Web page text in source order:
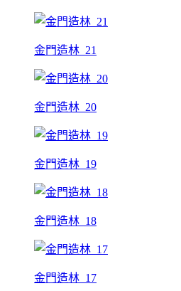
金門造林_21
金門造林_20
金門造林_19
金門造林_18
金門造林_17